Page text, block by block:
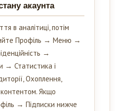
акаунта
в аналітиці, потім
Профіль → Меню →
→
→ Статистика і
Охоплення,
контентом. Якщо
→ Підписки нижче